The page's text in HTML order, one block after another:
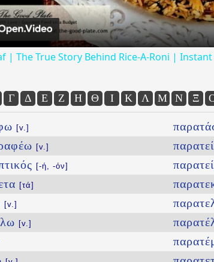
| The True Story Behind Rice-A-Roni |
Γ Δ Ε Ζ Η Θ Ι Κ Λ Μ Ν Ξ
[v.]
[v.]
[-ή, -όν]
[τά]
[v.]
[v.]